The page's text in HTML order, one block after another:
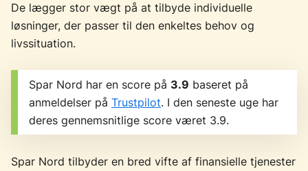
De lægger stor vægt på at tilbyde individuelle
løsninger, der passer til den enkeltes behov og
livssituation.
Spar Nord har en score på 3.9 baseret på
anmeldelser på Trustpilot. I den seneste uge har
deres gennemsnitlige score været 3.9.
Spar Nord tilbyder en bred vifte af finansielle tjenester